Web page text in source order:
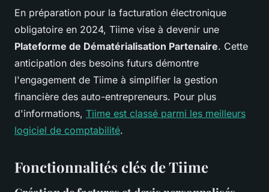
En préparation pour la facturation électronique
obligatoire en 2024, Tiime vise à devenir une
Plateforme de Dématérialisation Partenaire. Cette
anticipation des besoins futurs démontre
l'engagement de Tiime à simplifier la gestion
financière des auto-entrepreneurs. Pour plus
d'informations, Tiime est classé parmi les meilleurs
logiciel de comptabilité.
Fonctionnalités clés de Tiime